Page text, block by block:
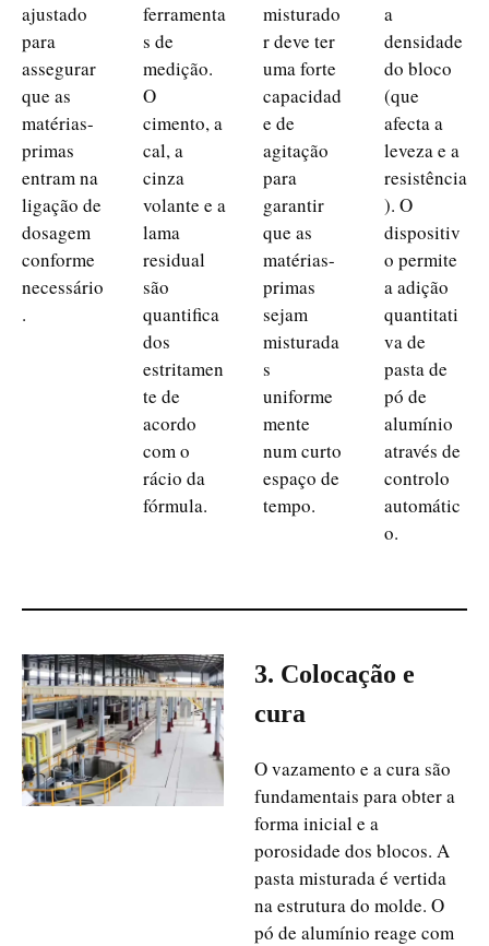
ajustado
para
assegurar
que as
matérias-
primas
entram na
ligação de
dosagem
conforme
necessário
.
ferramenta
s de
medição.
O
cimento, a
cal, a
cinza
volante e a
lama
residual
são
quantifica
dos
estritamen
te de
acordo
com o
rácio da
fórmula.
misturado
r deve ter
uma forte
capacidad
e de
agitação
para
garantir
que as
matérias-
primas
sejam
misturada
s
uniforme
mente
num curto
espaço de
tempo.
a
densidade
do bloco
(que
afecta a
leveza e a
resistência
). O
dispositiv
o permite
a adição
quantitati
va de
pasta de
pó de
alumínio
através de
controlo
automátic
o.
3. Colocação e
cura
O vazamento e a cura são
fundamentais para obter a
forma inicial e a
porosidade dos blocos. A
pasta misturada é vertida
na estrutura do molde. O
pó de alumínio reage com